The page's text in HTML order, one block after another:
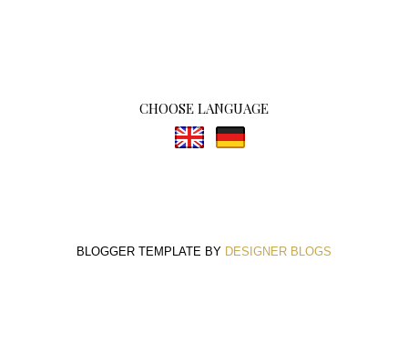
CHOOSE LANGUAGE
BLOGGER TEMPLATE BY DESIGNER BLOGS